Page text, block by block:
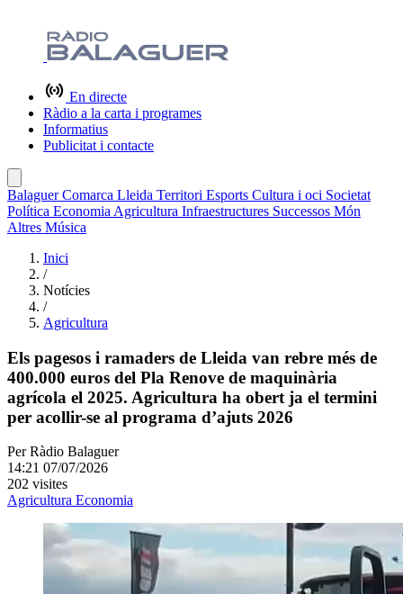
En directe
Ràdio a la carta i programes
Informatius
Publicitat i contacte
BalaguerComarca Lleida Territori Esports Cultura i oci Societat
Política Economia Agricultura Infraestructures Successos Món
Altres Música
Inici
/
Notícies
/
Agricultura
Els pagesos i ramaders de Lleida van rebre més de
400.000 euros del Pla Renove de maquinària
agrícola el 2025. Agricultura ha obert ja el termini
per acollir-se al programa d’ajuts 2026
Per Ràdio Balaguer
14:21 07/07/2026
202 visites
Agricultura Economia